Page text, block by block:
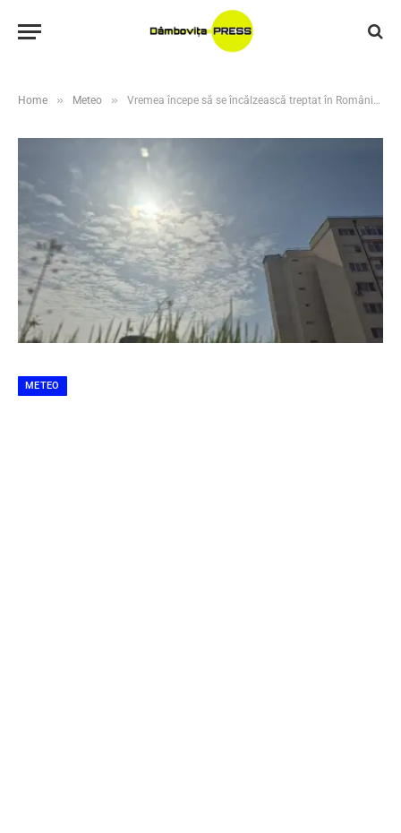
Home » Meteo » Vremea începe să se încălzească treptat în România iar până la finalul săptămânii vom avea temperaturi apropiate de 18 grade Celsius
METEO